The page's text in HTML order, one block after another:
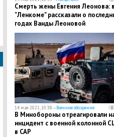
Смерть жены Евгения Леонова:
"Ленкоме" рассказали о
годах Ванды Леоновой
14 мая 2021, 10:38 —Военное обозрение
В Минобороны отреагировали
инцидент с военной колонной
в САР